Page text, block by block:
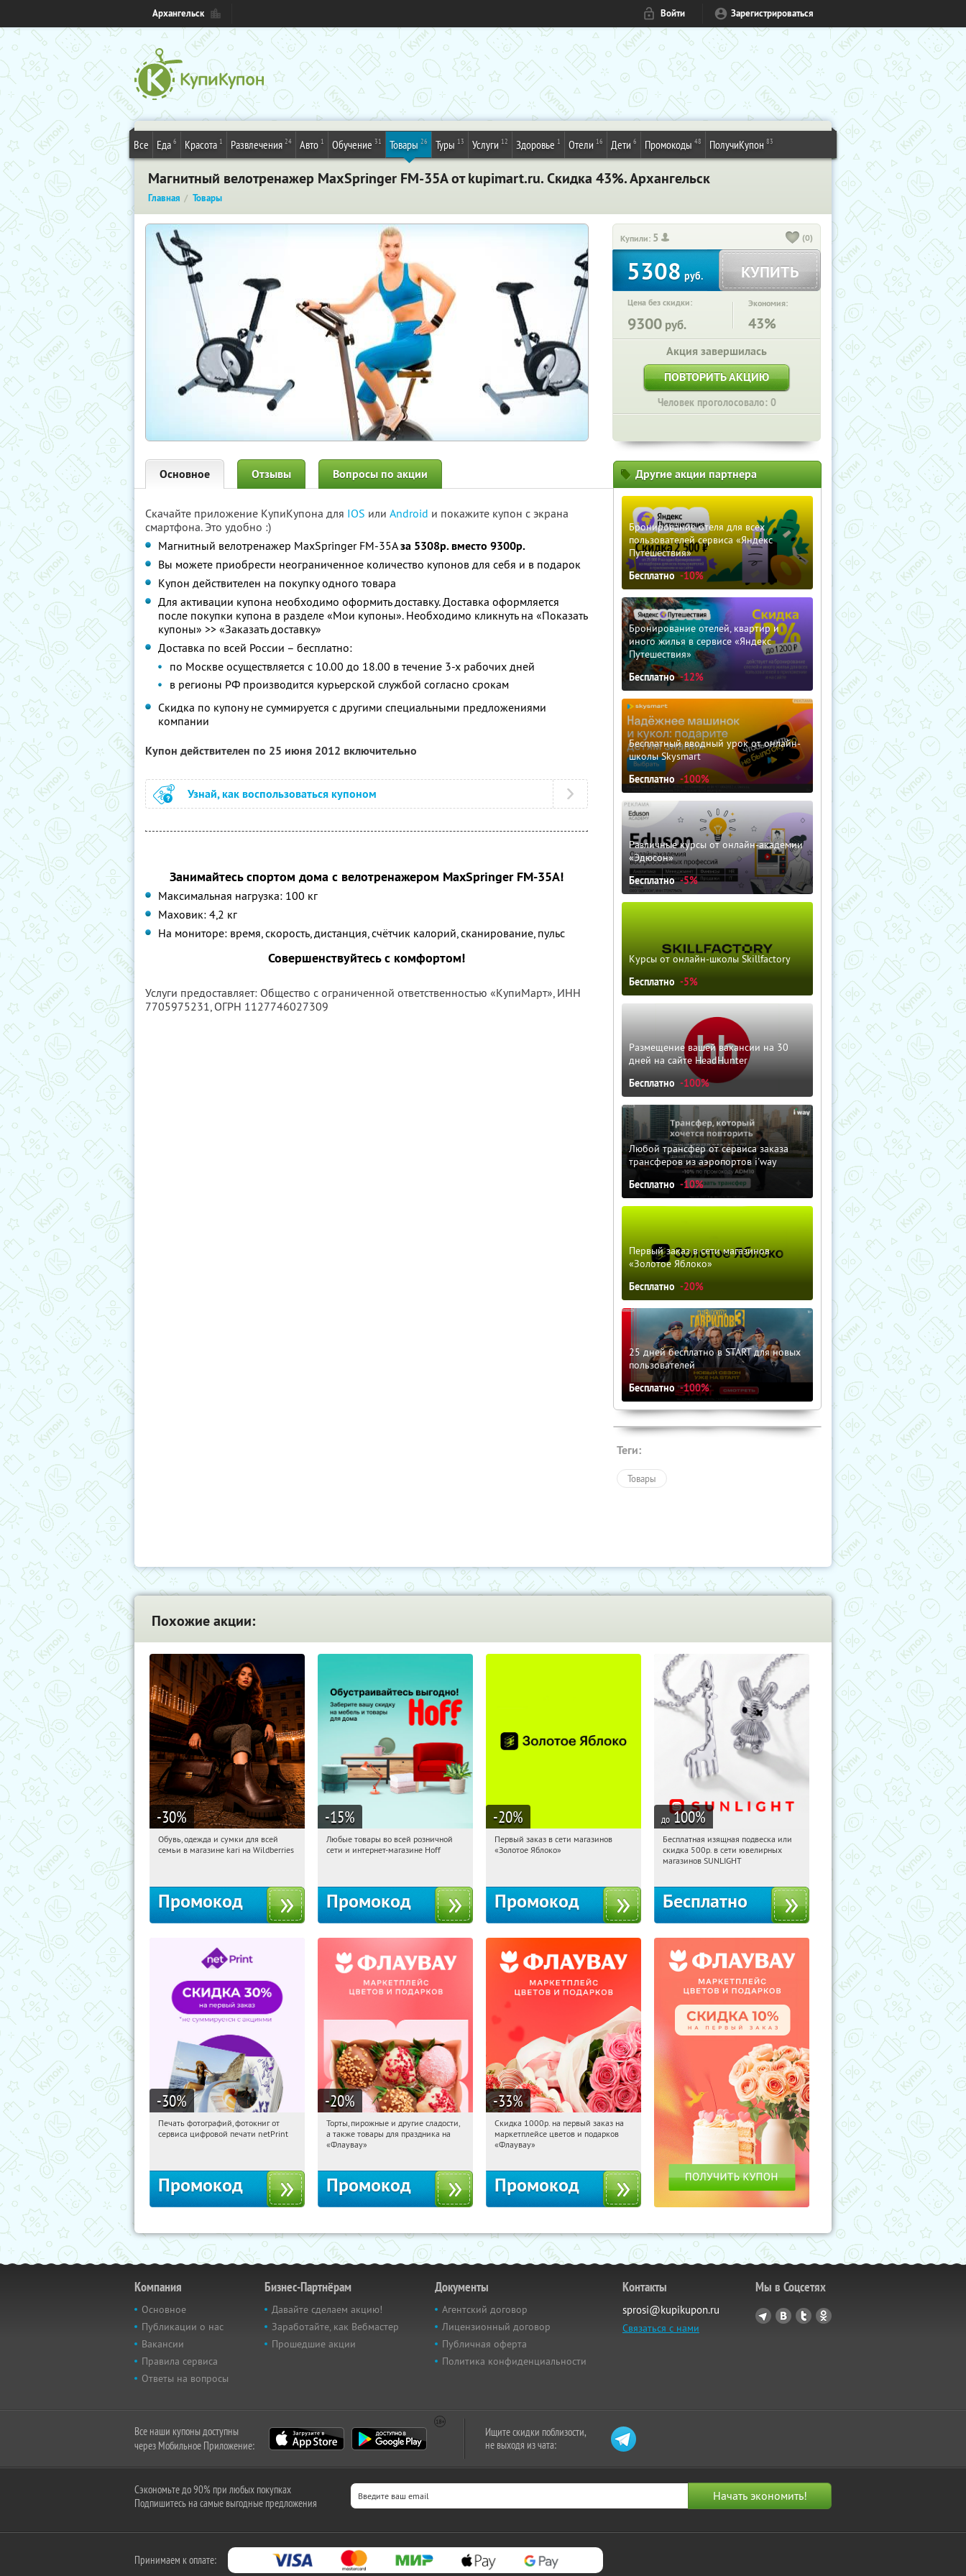
Архангельск Войти Зарегистрироваться
Все Еда 6 Красота 1 Развлечения 24 Авто 1 Обучение 31 Товары 26 Туры 13 Услуги 12 Здоровье 1 Отели 16 Дети 6 Промокоды 48 ПолучиКупон 83
Магнитный велотренажер MaxSpringer FM-35A от kupimart.ru. Скидка 43%. Архангельск
Главная Товары
Купили: 5 (0)
5308руб. КУПИТЬ
Цена без скидки:
9300 руб.
Экономия:
43%
Акция завершилась
ПОВТОРИТЬ АКЦИЮ
Человек проголосовало: 0
Основное Отзывы Вопросы по акции
Скачайте приложение КупиКупона для IOS или Android и покажите купон с экрана
смартфона. Это удобно :)
Магнитный велотренажер MaxSpringer FM-35Aза 5308р. вместо 9300р.
Вы можете приобрести неограниченное количество купонов для себя и в подарок
Купон действителен на покупку одного товара
Для активации купона необходимо оформить доставку. Доставка оформляется
после покупки купона в разделе «Мои купоны». Необходимо кликнуть на «Показать
купоны» >> «Заказать доставку»
Доставка по всей России – бесплатно:
по Москве осуществляется с 10.00 до 18.00 в течение 3-х рабочих дней
в регионы РФ производится курьерской службой согласно срокам
Скидка по купону не суммируется с другими специальными предложениями
компании
Купон действителен по 25 июня 2012 включительно
Узнай, как воспользоваться купоном
Занимайтесь спортом дома с велотренажером MaxSpringer FM-35A!
Максимальная нагрузка: 100 кг
Маховик: 4,2 кг
На мониторе: время, скорость, дистанция, счётчик калорий, сканирование, пульс
Совершенствуйтесь с комфортом!
Услуги предоставляет: Общество с ограниченной ответственностью «КупиМарт», ИНН
7705975231, ОГРН 1127746027309
Другие акции партнера
Бронирование отеля для всех
пользователей сервиса «Яндекс
Путешествия»
Бесплатно -10%
Бронирование отелей, квартир и
иного жилья в сервисе «Яндекс
Путешествия»
Бесплатно -12%
Бесплатный вводный урок от онлайн-
школы Skysmart
Бесплатно -100%
Различные курсы от онлайн-академии
«Эдюсон»
Бесплатно -5%
Курсы от онлайн-школы Skillfactory
Бесплатно -5%
Размещение вашей вакансии на 30
дней на сайте HeadHunter
Бесплатно -100%
Любой трансфер от сервиса заказа
трансферов из аэропортов i'way
Бесплатно -10%
Первый заказ в сети магазинов
«Золотое Яблоко»
Бесплатно -20%
25 дней бесплатно в START для новых
пользователей
Бесплатно -100%
Теги:
Товары
Похожие акции:
-30%
15:30:27 Получили:
Обувь, одежда и сумки для всей
семьи в магазине kari на Wildberries
Промокод
-15%
15:30:27 Получили:
Любые товары во всей розничной
сети и интернет-магазине Hoff
Промокод
-20%
15:30:27
Получи первым!
Первый заказ в сети магазинов
«Золотое Яблоко»
Промокод
до 100%
15:30:27 Получили:
Россия
Бесплатная изящная подвеска или
скидка 500р. в сети ювелирных
магазинов SUNLIGHT
Бесплатно
-30%
15:30:27 Получили:
Печать фотографий, фотокниг от
сервиса цифровой печати netPrint
Промокод
-20%
15:30:27 Получили:
Россия
Торты, пирожные и другие сладости,
а также товары для праздника на
«Флаувау»
Промокод
-33%
15:30:27 Получили:
Россия
Скидка 1000р. на первый заказ на
маркетплейсе цветов и подарков
«Флаувау»
Промокод
Компания
Основное
Публикации о нас
Вакансии
Правила сервиса
Ответы на вопросы
Бизнес-Партнёрам
Давайте сделаем акцию!
Заработайте, как Вебмастер
Прошедшие акции
Документы
Агентский договор
Лицензионный договор
Публичная оферта
Политика конфиденциальности
Контакты
sprosi@kupikupon.ru
Связаться с нами
Мы в Соцсетях
Все наши купоны доступны
через Мобильное Приложение:
Ищите скидки поблизости,
не выходя из чата:
Сэкономьте до 90% при любых покупках
Подпишитесь на самые выгодные предложения
Принимаем к оплате: